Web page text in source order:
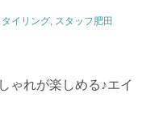
イリング, スタッフ肥田
ゃれが楽しめる♪エイ